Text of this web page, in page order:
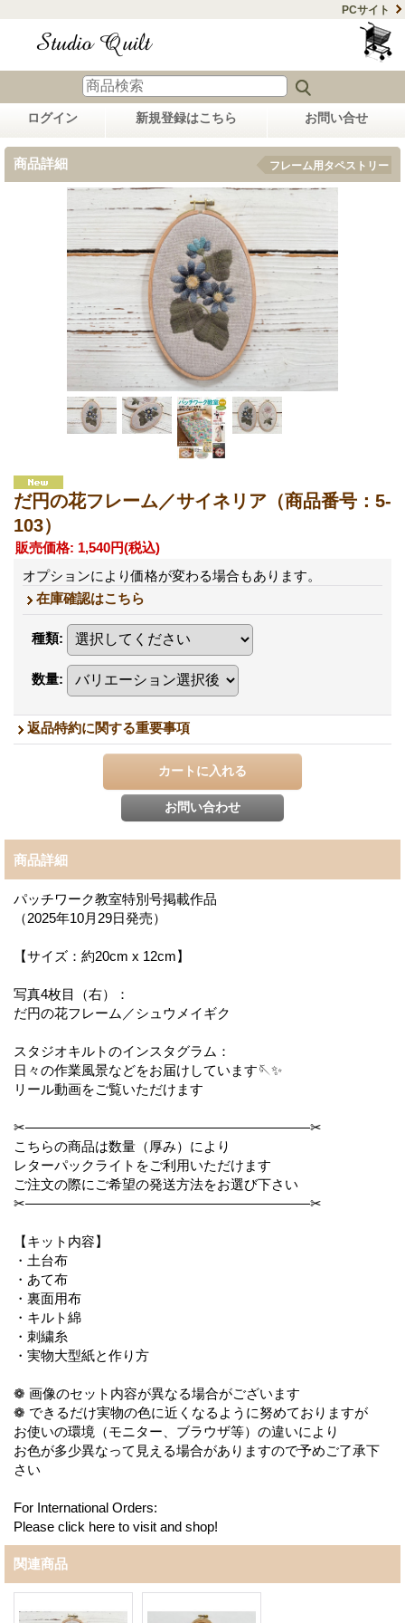
PCサイト
ログイン 新規登録はこちら お問い合せ
商品詳細 フレーム用タペストリー
だ円の花フレーム／サイネリア（商品番号：5-
103）
販売価格: 1,540円(税込)
オプションにより価格が変わる場合もあります。
在庫確認はこちら
種類:
数量:
返品特約に関する重要事項
商品詳細
パッチワーク教室特別号掲載作品
（2025年10月29日発売）
【サイズ：約20cm x 12cm】
写真4枚目（右）：
だ円の花フレーム／シュウメイギク
スタジオキルトのインスタグラム：
日々の作業風景などをお届けしています🪡✨
リール動画をご覧いただけます
✂︎—————————————————————✂︎
こちらの商品は数量（厚み）により
レターパックライトをご利用いただけます
ご注文の際にご希望の発送方法をお選び下さい
✂︎—————————————————————✂︎
【キット内容】
・土台布
・あて布
・裏面用布
・キルト綿
・刺繍糸
・実物大型紙と作り方
❁ 画像のセット内容が異なる場合がございます
❁ できるだけ実物の色に近くなるように努めておりますが
お使いの環境（モニター、ブラウザ等）の違いにより
お色が多少異なって見える場合がありますので予めご了承下
さい
For International Orders:
Please click here to visit and shop!
関連商品